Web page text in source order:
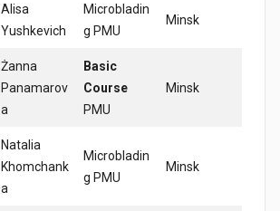
Alisa
Yushkevich
Microbladin
g PMU
Minsk
Żanna
Panamarov
a
Basic
Course
PMU
Minsk
Natalia
Khomchank
a
Microbladin
g PMU
Minsk